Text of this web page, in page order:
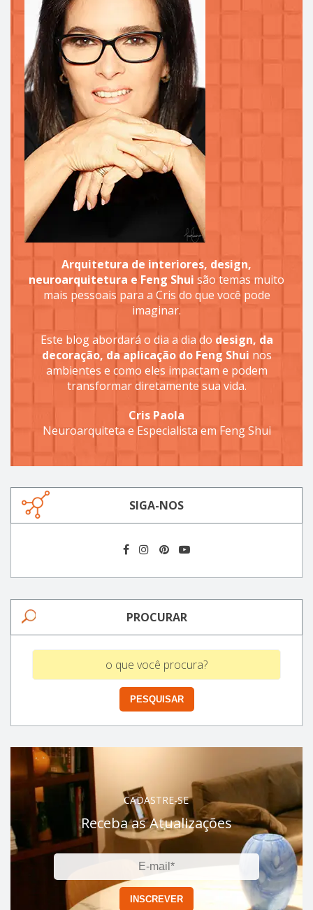
Arquitetura de interiores, design,
neuroarquitetura e Feng Shui são temas muito
mais pessoais para a Cris do que você pode
imaginar.
Este blog abordará o dia a dia do design, da
decoração, da aplicação do Feng Shui nos
ambientes e como eles impactam e podem
transformar diretamente sua vida.
Cris Paola
Neuroarquiteta e Especialista em Feng Shui
SIGA-NOS
PROCURAR
CADASTRE-SE
Receba as Atualizações